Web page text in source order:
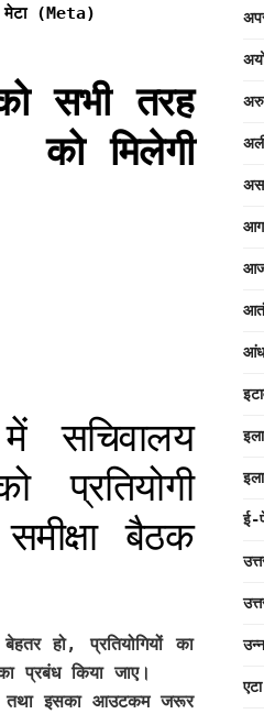
मेटा (Meta)
सभी तरह
को मिलेगी
सचिवालय
बैठक
हो, प्रतियोगियों का
प्रबंध किया जाए।
तथा इसका आउटकम जरूर
ई-
एटा